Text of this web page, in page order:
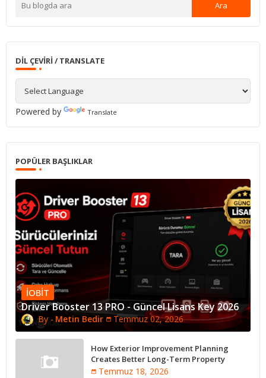
DIL ÇEVIRI / TRANSLATE
Powered by Translate
POPÜLER BAŞLIKLAR
IOBIT
Driver Booster 13 PRO - Güncel Lisans Key 2026
Metin Bedir Temmuz 02, 2026
How Exterior Improvement Planning
Creates Better Long-Term Property
Performance
Temmuz 18, 2026